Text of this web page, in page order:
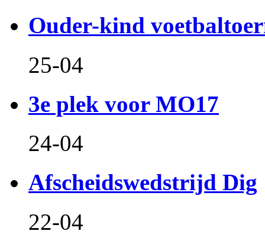
Ouder-kind
25-04
3e plek voor MO17
24-04
Afscheidswedstrijd Dig
22-04